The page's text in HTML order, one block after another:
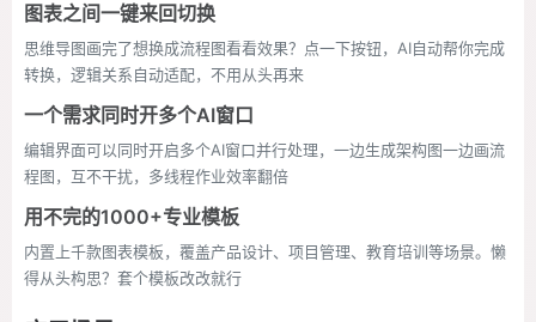
图表之间一键来回切换
思维导图画完了想换成流程图看看效果？点一下按钮，AI自动帮你完成
转换，逻辑关系自动适配，不用从头再来
一个需求同时开多个AI窗口
编辑界面可以同时开启多个AI窗口并行处理，一边生成架构图一边画流
程图，互不干扰，多线程作业效率翻倍
用不完的1000+专业模板
内置上千款图表模板，覆盖产品设计、项目管理、教育培训等场景。懒
得从头构思？套个模板改改就行